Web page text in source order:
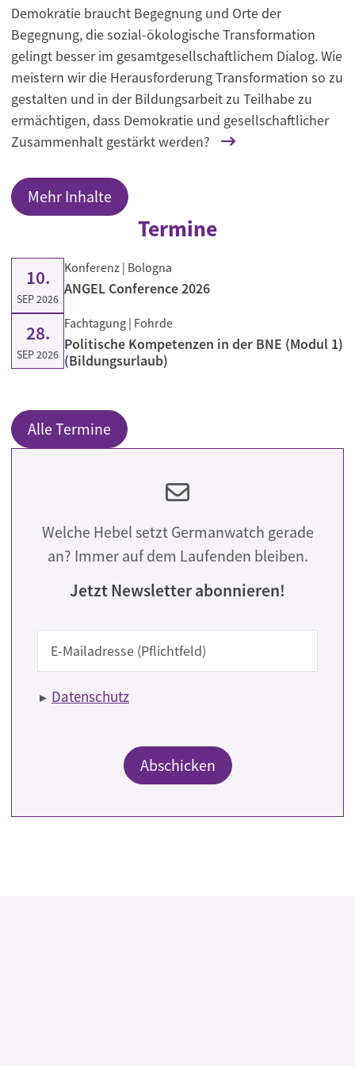
Demokratie braucht Begegnung und Orte der
Begegnung, die sozial-ökologische Transformation
gelingt besser im gesamtgesellschaftlichem Dialog. Wie
meistern wir die Herausforderung Transformation so zu
gestalten und in der Bildungsarbeit zu Teilhabe zu
ermächtigen, dass Demokratie und gesellschaftlicher
Zusammenhalt gestärkt werden?
Mehr Inhalte
Termine
10.
SEP 2026
Konferenz | Bologna
ANGEL Conference 2026
28.
SEP 2026
Fachtagung | Fohrde
Politische Kompetenzen in der BNE (Modul 1)
(Bildungsurlaub)
Alle Termine
Welche Hebel setzt Germanwatch gerade
an? Immer auf dem Laufenden bleiben.
Jetzt Newsletter abonnieren!
Datenschutz